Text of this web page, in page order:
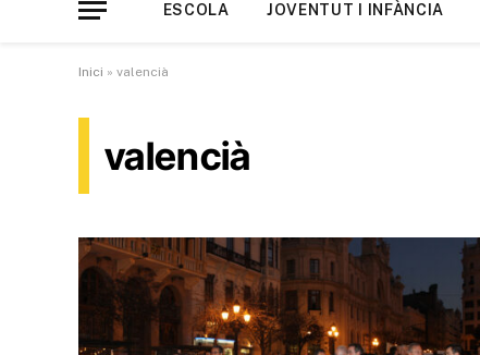
ESCOLA JOVENTUT I INFÀNCIA
Inici » valencià
valencià